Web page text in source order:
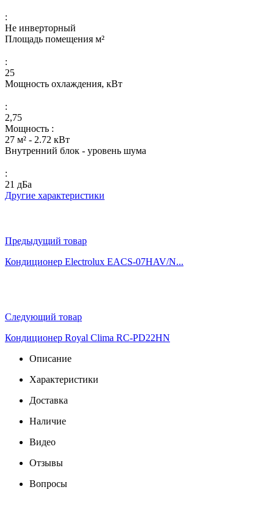
:
Не инверторный
Площадь помещения м²
:
25
Мощность охлаждения, кВт
:
2,75
Мощность :
27 м² - 2.72 кВт
Внутренний блок - уровень шума
:
21 дБа
Другие характеристики
Предыдущий товар
Кондиционер Electrolux EACS-07HAV/N...
Следующий товар
Кондиционер Royal Clima RC-PD22HN
Описание
Характеристики
Доставка
Наличие
Видео
Отзывы
Вопросы